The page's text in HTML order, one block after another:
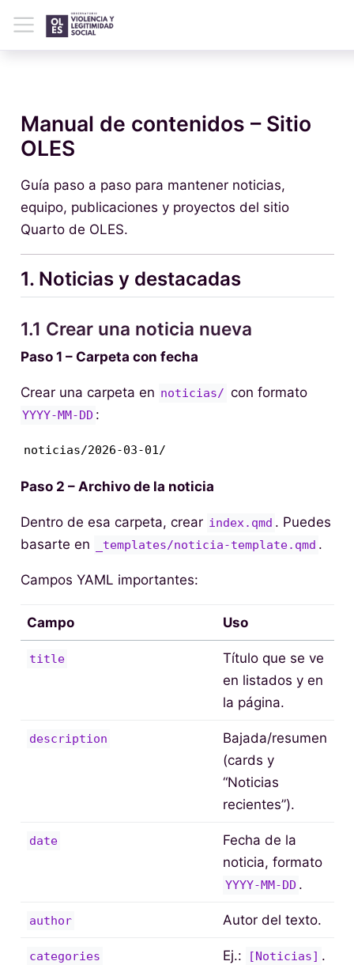
Manual de contenidos – Sitio
OLES
Guía paso a paso para mantener noticias,
equipo, publicaciones y proyectos del sitio
Quarto de OLES.
1. Noticias y destacadas
1.1 Crear una noticia nueva
Paso 1 – Carpeta con fecha
Crear una carpeta en noticias/ con formato
YYYY-MM-DD :
noticias/2026-03-01/
Paso 2 – Archivo de la noticia
Dentro de esa carpeta, crear index.qmd . Puedes
basarte en
_templates/noticia-template.qmd .
Campos YAML importantes:
Campo Uso
title
Título que se ve
en listados y en
la página.
description
Bajada/resumen
(cards y
“Noticias
recientes”).
date
Fecha de la
noticia, formato
YYYY-MM-DD .
author Autor del texto.
categories Ej.: [Noticias] .